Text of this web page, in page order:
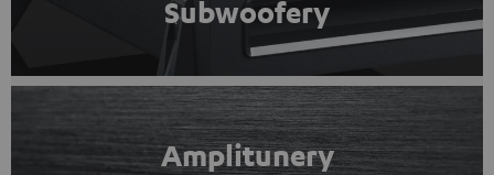
Subwoofery
Amplitunery